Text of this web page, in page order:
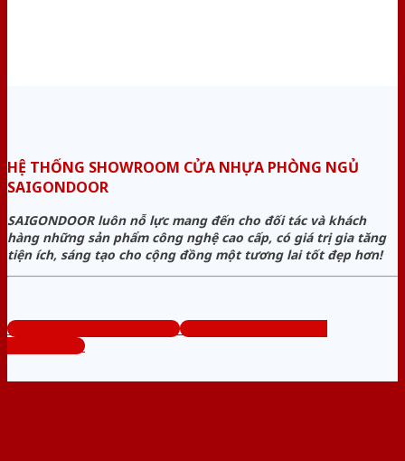
HỆ THỐNG SHOWROOM CỬA NHỰA PHÒNG NGỦ
SAIGONDOOR
SAIGONDOOR luôn nỗ lực mang đến cho đối tác và khách
hàng những sản phẩm công nghệ cao cấp, có giá trị gia tăng
tiện ích, sáng tạo cho cộng đồng một tương lai tốt đẹp hơn!
www.cuanhuaphongngu.com
Tổng đài tư vấn miễn phí:
0824.400.400